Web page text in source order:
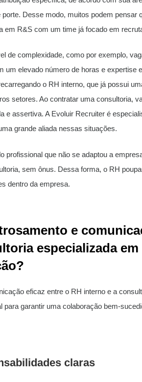
Desse modo, muitos podem pensar
em R&S com um time já focado em
de complexidade, como por exemplo,
um elevado número de horas e expertise
o RH interno, que já possui
setores. Ao contratar uma consultoria,
e assertiva. A Evoluir Recruiter é
grande aliada nessas situações.
profissional que não se adaptou a
sem ônus. Dessa forma, o RH
dentro da empresa.
e
especializada em
eficaz entre o RH interno e a
para garantir uma colaboração bem-
claras